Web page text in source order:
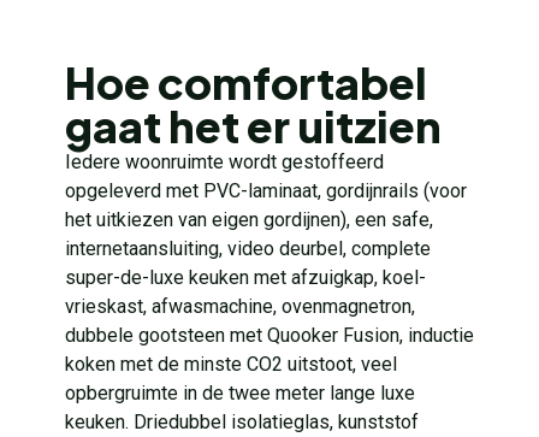
Hoe comfortabel
gaat het er uitzien
Iedere woonruimte wordt gestoffeerd
opgeleverd met PVC-laminaat, gordijnrails (voor
het uitkiezen van eigen gordijnen), een safe,
internetaansluiting, video deurbel, complete
super-de-luxe keuken met afzuigkap, koel-
vrieskast, afwasmachine, ovenmagnetron,
dubbele gootsteen met Quooker Fusion, inductie
koken met de minste CO2 uitstoot, veel
opbergruimte in de twee meter lange luxe
keuken. Driedubbel isolatieglas, kunststof